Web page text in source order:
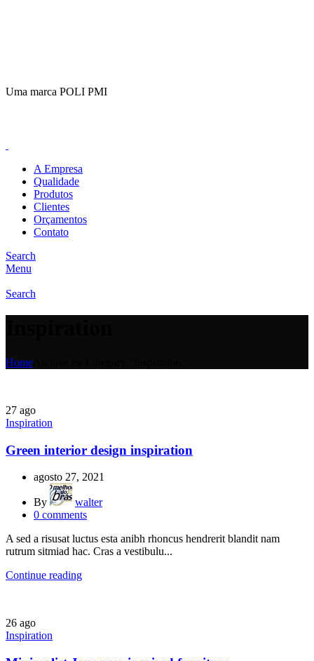
Uma marca POLI PMI
A Empresa
Qualidade
Produtos
Clientes
Orçamentos
Contato
Search
Menu
Search
Home
27 ago
Inspiration
Green interior design inspiration
agosto 27, 2021
By
walter
0 comments
A sed a risusat luctus esta anibh rhoncus hendrerit blandit nam
rutrum sitmiad hac. Cras a vestibulu...
Continue reading
26 ago
Inspiration